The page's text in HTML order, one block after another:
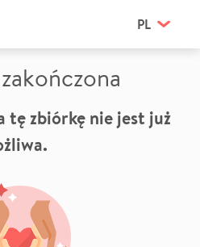
PL
tę zbiórkę nie jest już